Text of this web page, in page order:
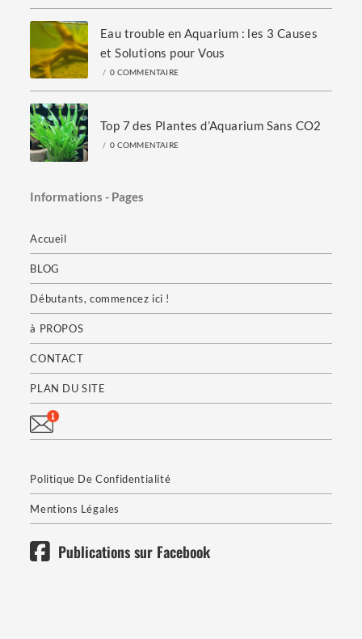
Eau trouble en Aquarium : les 3 Causes
et Solutions pour Vous
/ 0 COMMENTAIRE
Top 7 des Plantes d’Aquarium Sans CO2
/ 0 COMMENTAIRE
Informations - Pages
Accueil
BLOG
Débutants, commencez ici !
à PROPOS
CONTACT
PLAN DU SITE
Politique De Confidentialité
Mentions Légales
Publications sur Facebook